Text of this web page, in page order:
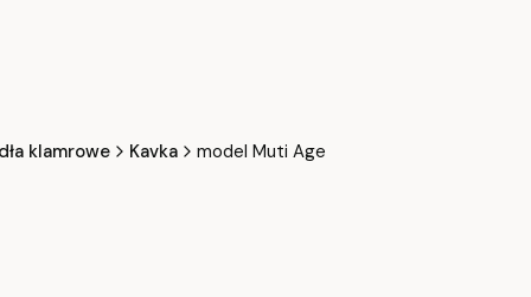
klamrowe Kavka model Muti Age